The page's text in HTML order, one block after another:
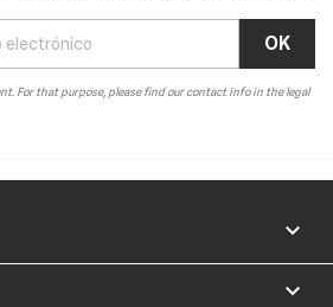
For that purpose, please find our contact info in the legal

